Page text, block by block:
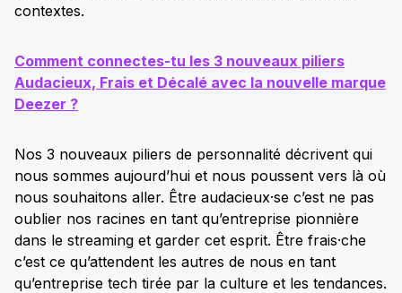
contextes.
Comment connectes-tu les 3 nouveaux piliers
Audacieux, Frais et Décalé avec la nouvelle marque
Deezer ?
Nos 3 nouveaux piliers de personnalité décrivent qui
nous sommes aujourd’hui et nous poussent vers là où
nous souhaitons aller. Être audacieux·se c’est ne pas
oublier nos racines en tant qu’entreprise pionnière
dans le streaming et garder cet esprit. Être frais·che
c’est ce qu’attendent les autres de nous en tant
qu’entreprise tech tirée par la culture et les tendances.